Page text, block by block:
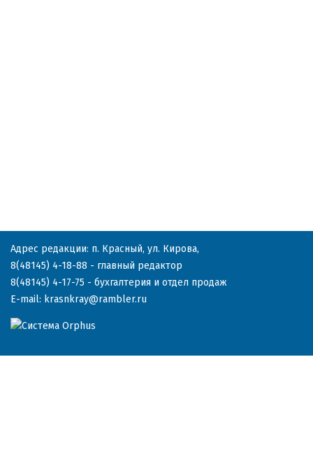
Адрес редакции: п. Красный, ул. Кирова,
8(48145) 4-18-88 - главный редактор
8(48145) 4-17-75 - бухгалтерия и отдел продаж
E-mail: krasnkray@rambler.ru